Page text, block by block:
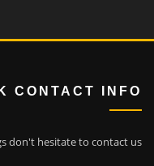
CONTACT INFO
don't hesitate to contact us.